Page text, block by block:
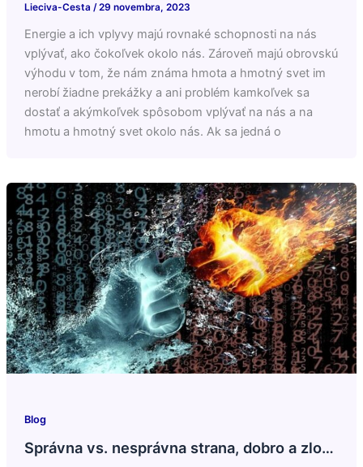
Lieciva-Cesta /29 novembra, 2023
Energie a ich vplyvy majú rovnaké schopnosti na nás
vplývať, ako čokoľvek okolo nás. Zároveň majú obrovskú
výhodu v tom, že nám známa hmota a hmotný svet im
nerobí žiadne prekážky a ani problém kamkoľvek sa
dostať a akýmkoľvek spôsobom vplývať na nás a na
hmotu a hmotný svet okolo nás. Ak sa jedná o
Blog
Správna vs. nesprávna strana, dobro a zlo…